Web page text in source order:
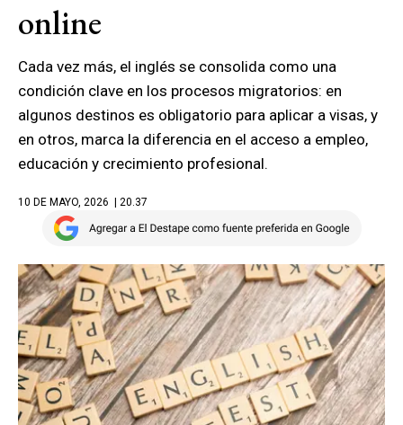
online
Cada vez más, el inglés se consolida como una
condición clave en los procesos migratorios: en
algunos destinos es obligatorio para aplicar a visas, y
en otros, marca la diferencia en el acceso a empleo,
educación y crecimiento profesional.
10 DE MAYO, 2026 | 20.37